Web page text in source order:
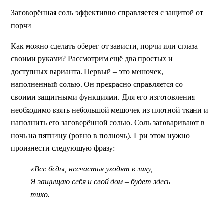
Заговорённая соль эффективно справляется с защитой от
порчи
Как можно сделать оберег от зависти, порчи или сглаза
своими руками? Рассмотрим ещё два простых и
доступных варианта. Первый – это мешочек,
наполненный солью. Он прекрасно справляется со
своими защитными функциями. Для его изготовления
необходимо взять небольшой мешочек из плотной ткани и
наполнить его заговорённой солью. Соль заговаривают в
ночь на пятницу (ровно в полночь). При этом нужно
произнести следующую фразу:
«Все беды, несчастья уходят к лиху,
Я защищаю себя и свой дом – будет здесь
тихо.